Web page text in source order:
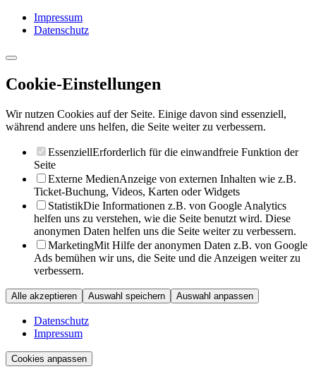
Impressum
Datenschutz
Cookie-Einstellungen
Wir nutzen Cookies auf der Seite. Einige davon sind essenziell,
während andere uns helfen, die Seite weiter zu verbessern.
EssenziellErforderlich für die einwandfreie Funktion der
Seite
Externe MedienAnzeige von externen Inhalten wie z.B.
Ticket-Buchung, Videos, Karten oder Widgets
StatistikDie Informationen z.B. von Google Analytics
helfen uns zu verstehen, wie die Seite benutzt wird. Diese
anonymen Daten helfen uns die Seite weiter zu verbessern.
MarketingMit Hilfe der anonymen Daten z.B. von Google
Ads bemühen wir uns, die Seite und die Anzeigen weiter zu
verbessern.
Alle akzeptieren Auswahl speichern Auswahl anpassen
Datenschutz
Impressum
Cookies anpassen